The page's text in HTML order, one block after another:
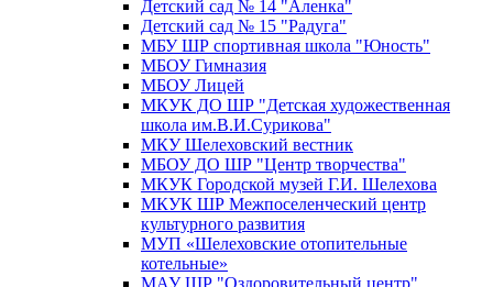
Детский сад № 14 "Аленка"
Детский сад № 15 "Радуга"
МБУ ШР спортивная школа "Юность"
МБОУ Гимназия
МБОУ Лицей
МКУК ДО ШР "Детская художественная
школа им.В.И.Сурикова"
МКУ Шелеховский вестник
МБОУ ДО ШР "Центр творчества"
МКУК Городской музей Г.И. Шелехова
МКУК ШР Межпоселенческий центр
культурного развития
МУП «Шелеховские отопительные
котельные»
МАУ ШР "Оздоровительный центр"